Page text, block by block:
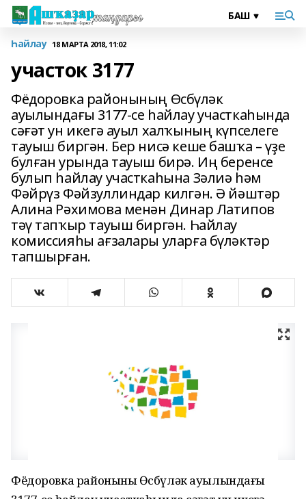
Һайлау 18 МАРТА 2018, 11:02
участок 3177
Фёдоровка районының Өсбүләк
ауылындағы 3177-се һайлау участкаһында
сәғәт ун икегә ауыл халҡының күпселеге
тауыш биргән. Бер нисә кеше башҡа – үҙе
булған урында тауыш бирә. Иң беренсе
булып һайлау участкаһына Зәлиә һәм
Фәйрүз Фәйзуллиндар килгән. Ә йәштәр
Алина Рәхимова менән Динар Латипов
тәү тапҡыр тауыш биргән. Һайлау
комиссияһы ағзалары уларға бүләктәр
тапшырған.
Фёдоровка районының Өсбүләк ауылындағы